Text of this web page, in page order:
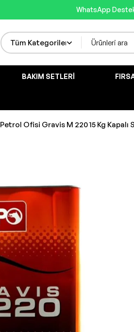
WhatsApp Destek
BAKIM SETLERI
Petrol Ofisi Gravis M 220 15 Kg Kapalı